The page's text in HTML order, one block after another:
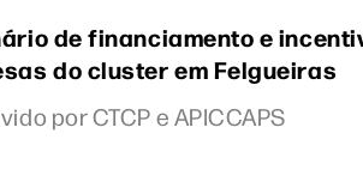
de financiamento e
do cluster em Felgueiras
por CTCP e APICCAPS